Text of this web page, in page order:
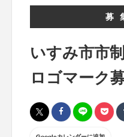
募
いすみ市市
ロゴマーク